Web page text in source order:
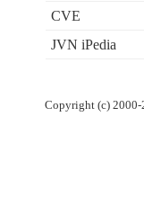
CVE
JVN iPedia
Copyright (c) 2000-